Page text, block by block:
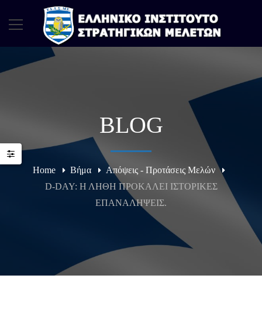
BLOG
Home Βήμα
Απόψεις - Προτάσεις Μελών
D-DAY: Η ΛΗΘΗ ΠΡΟΚΑΛΕΙ ΙΣΤΟΡΙΚΕΣ
ΕΠΑΝΑΛΗΨΕΙΣ.